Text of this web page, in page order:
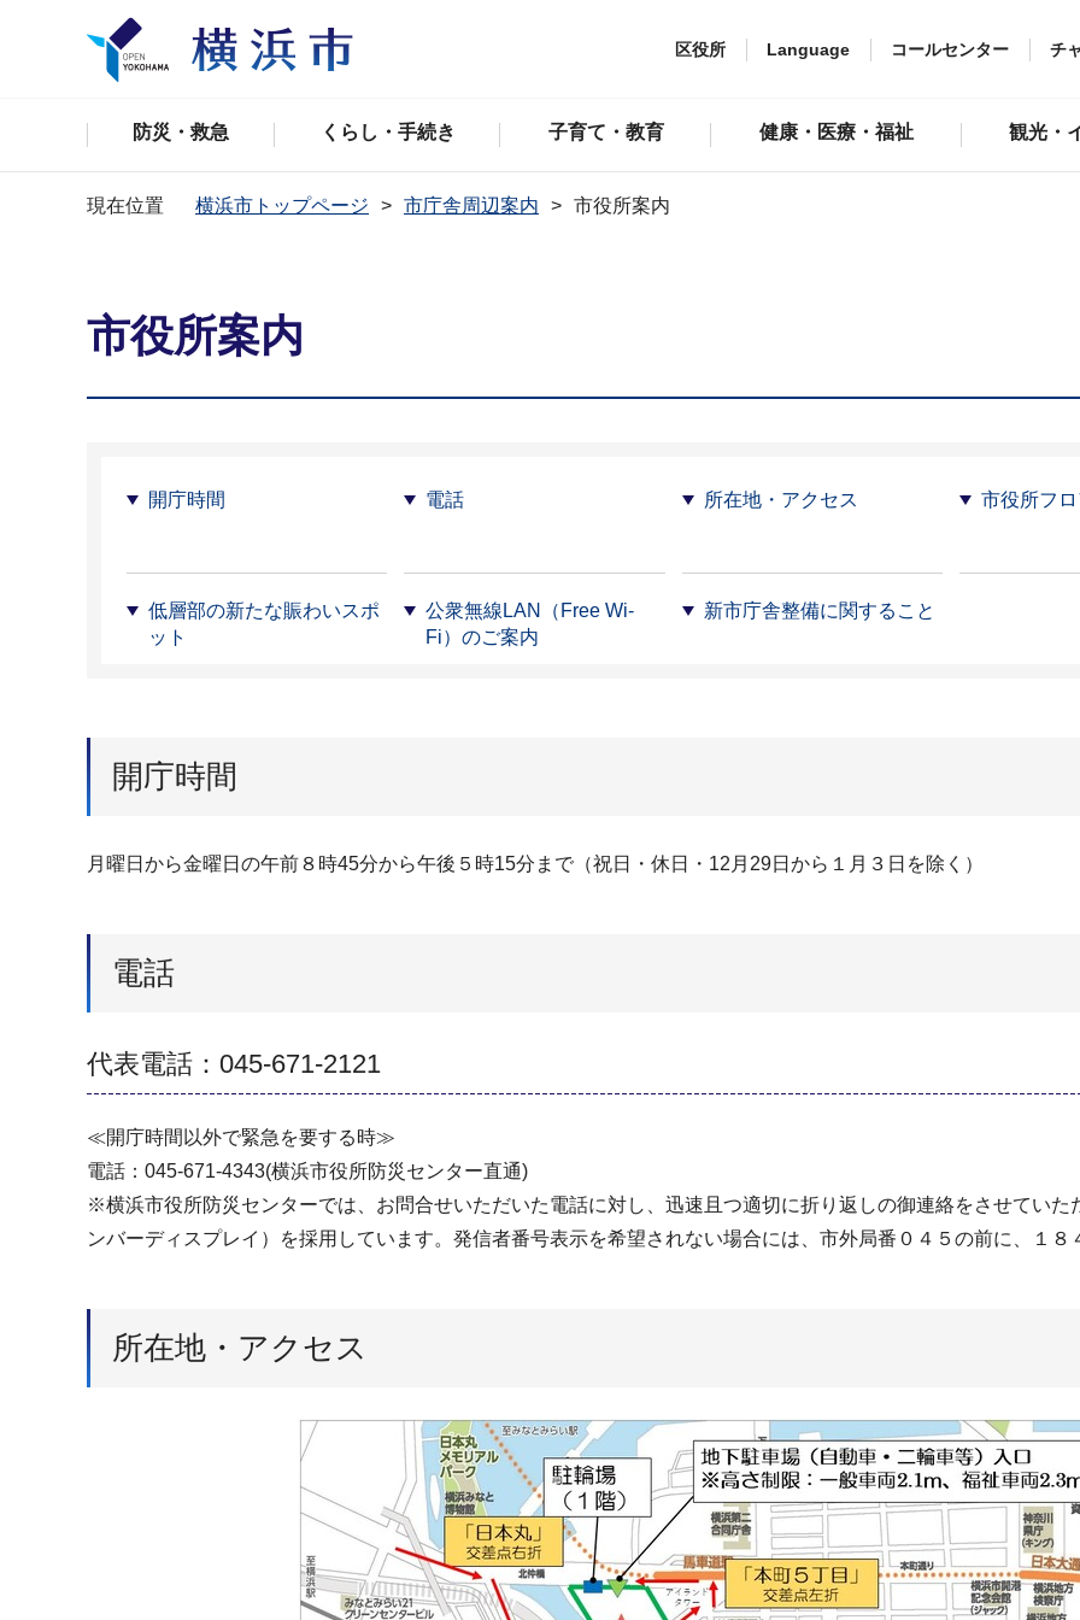
区役所 Language コールセンター チ
防災・救急 くらし・手続き 子育て・教育 健康・医療・福祉 観光・
現在位置 横浜市トップページ 市庁舎周辺案内 市役所案内
市役所案内
開庁時間 電話 所在地・アクセス 市役所フ
低層部の新たな賑わいスポ
ット
公衆無線LAN（Free Wi-
Fi）のご案内
新市庁舎整備に関すること
開庁時間
月曜日から金曜日の午前８時45分から午後５時15分まで（祝日・休日・12月29日から１月３日を除く）
電話
代表電話：045-671-2121
≪開庁時間以外で緊急を要する時≫
電話：045-671-4343(横浜市役所防災センター直通)
※横浜市役所防災センターでは、お問合せいただいた電話に対し、迅速且つ適切に折り返しの御連絡をさせてい
ンバーディスプレイ）を採用しています。発信者番号表示を希望されない場合には、市外局番０４５の前に、１
所在地・アクセス